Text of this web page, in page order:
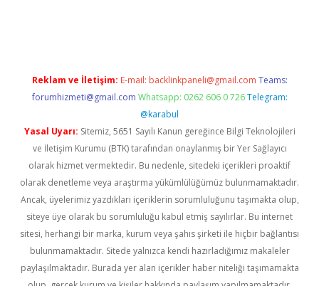
Reklam ve İletişim: E-mail: backlinkpaneli@gmail.com Teams:
forumhizmeti@gmail.com Whatsapp: 0262 606 0 726 Telegram:
@karabul
Yasal Uyarı: Sitemiz, 5651 Sayılı Kanun gereğince Bilgi Teknolojileri
ve İletişim Kurumu (BTK) tarafından onaylanmış bir Yer Sağlayıcı
olarak hizmet vermektedir. Bu nedenle, sitedeki içerikleri proaktif
olarak denetleme veya araştırma yükümlülüğümüz bulunmamaktadır.
Ancak, üyelerimiz yazdıkları içeriklerin sorumluluğunu taşımakta olup,
siteye üye olarak bu sorumluluğu kabul etmiş sayılırlar. Bu internet
sitesi, herhangi bir marka, kurum veya şahıs şirketi ile hiçbir bağlantısı
bulunmamaktadır. Sitede yalnızca kendi hazırladığımız makaleler
paylaşılmaktadır. Burada yer alan içerikler haber niteliği taşımamakta